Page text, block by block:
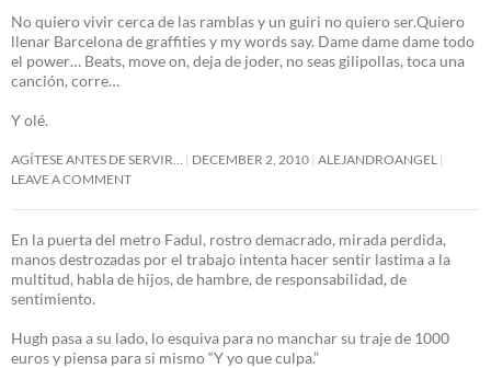
No quiero vivir cerca de las ramblas y un guiri no quiero ser.Quiero
llenar Barcelona de graffities y my words say. Dame dame dame todo
el power… Beats, move on, deja de joder, no seas gilipollas, toca una
canción, corre…
Y olé.
AGÍTESE ANTES DE SERVIR… DECEMBER 2, 2010 ALEJANDROANGEL
LEAVE A COMMENT
En la puerta del metro Fadul, rostro demacrado, mirada perdida,
manos destrozadas por el trabajo intenta hacer sentir lastima a la
multitud, habla de hijos, de hambre, de responsabilidad, de
sentimiento.
Hugh pasa a su lado, lo esquiva para no manchar su traje de 1000
euros y piensa para si mismo “Y yo que culpa.”